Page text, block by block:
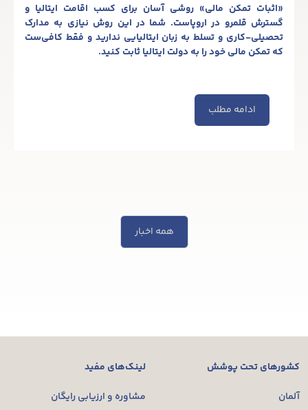
«اثبات تمکن مالی» روشی آسان برای کسب اقامت ایتالیا و
گسترش قلمرو در اروپاست. شما در این روش نیازی به مدارک
تحصیلی-کاری و تسلط به زبان ایتالیایی ندارید و فقط کافی‌ست
که تمکن مالی خود را به دولت ایتالیا ثابت کنید.
ادامه مطلب
همه اخبار
کشورهای تحت پوشش
آلمان
لینک‌های مفید
مشاوره و ارزیابی رایگان